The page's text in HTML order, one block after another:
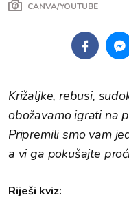
CANVA/YOUTUBE
Križaljke, rebusi,
obožavamo igrati na
Pripremili smo vam
a vi ga pokušajte
Riješi kviz: